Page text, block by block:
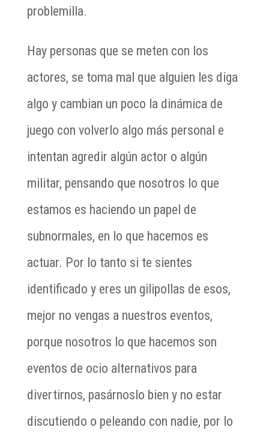
problemilla.
Hay personas que se meten con los
actores, se toma mal que alguien les diga
algo y cambian un poco la dinámica de
juego con volverlo algo más personal e
intentan agredir algún actor o algún
militar, pensando que nosotros lo que
estamos es haciendo un papel de
subnormales, en lo que hacemos es
actuar. Por lo tanto si te sientes
identificado y eres un gilipollas de esos,
mejor no vengas a nuestros eventos,
porque nosotros lo que hacemos son
eventos de ocio alternativos para
divertirnos, pasárnoslo bien y no estar
discutiendo o peleando con nadie, por lo